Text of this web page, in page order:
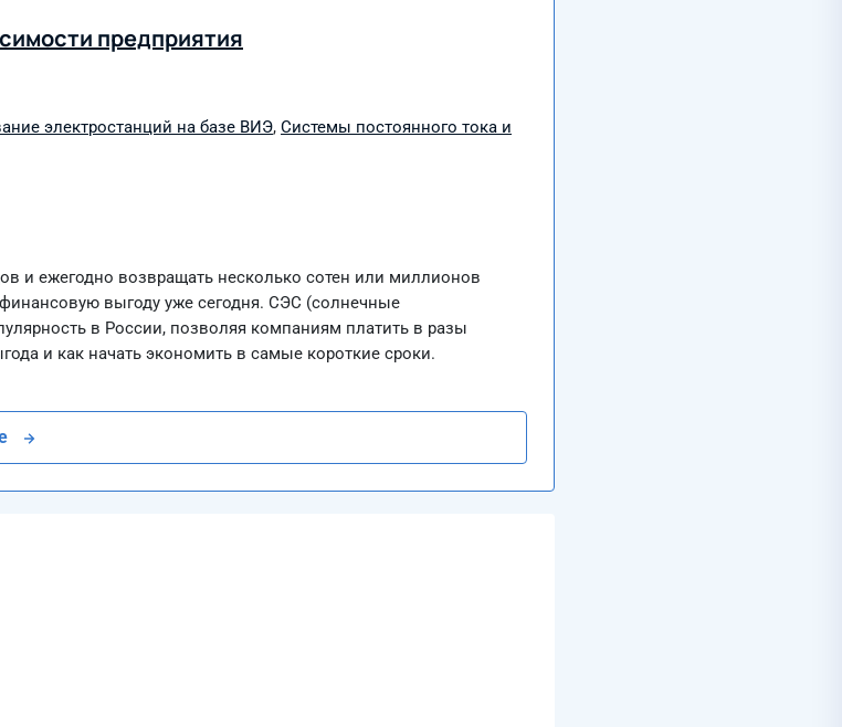
предприятия
электростанций на базе ВИЭ, Системы постоянного тока и
и ежегодно возвращать несколько сотен или миллионов
выгоду уже сегодня. СЭС (солнечные
в России, позволяя компаниям платить в разы
и как начать экономить в самые короткие сроки.